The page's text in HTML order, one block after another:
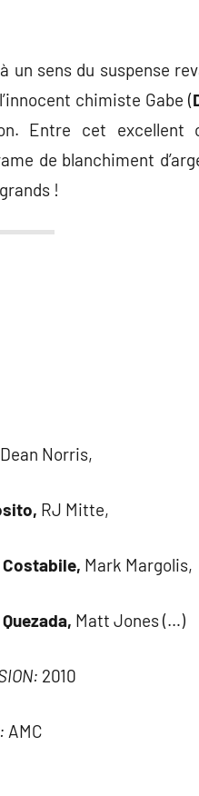
un sens du suspense
chimiste Gabe (
Entre cet excellent
de blanchiment
!
Dean Norris,
RJ Mitte,
Costabile, Mark
Matt Jones (…)
2010
AMC